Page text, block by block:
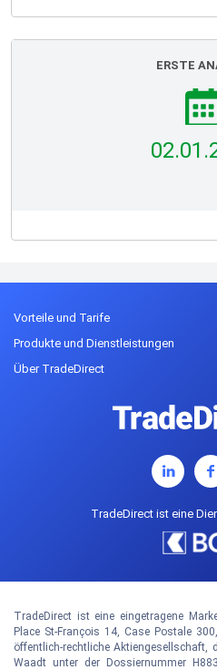
ERSTE
Vorteile und Tarife
Produkte und Dienstleistungen
Über TradeDirect
TradeDirect ist eine
TradeDirect ist eine eingetragene
Place St-François 14, Case Postale
öffentlich-rechtliche Aktiengesellschaft,
Waadt unter der Dossiernummer